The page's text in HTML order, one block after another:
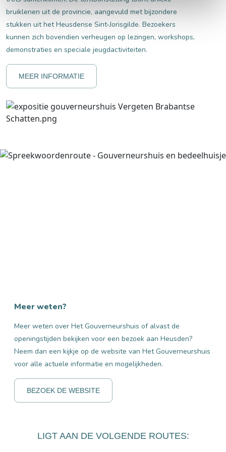
bruiklenen uit de provincie, aangevuld met bijzondere
stukken uit het Heusdense Sint‑Jorisgilde. Bezoekers
kunnen zich bovendien verheugen op lezingen, workshops,
demonstraties en speciale jeugdactiviteiten.
MEER INFORMATIE
Meer weten?
Meer weten over Het Gouverneurshuis of alvast de
openingstijden bekijken voor een bezoek aan Heusden?
Neem dan een kijkje op de website van Het Gouverneurshuis
voor alle actuele informatie en mogelijkheden.
BEZOEK DE WEBSITE
LIGT AAN DE VOLGENDE ROUTES: